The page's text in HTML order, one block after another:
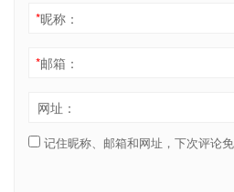
*昵称：
*邮箱：
网址：
记住昵称、邮箱和网址，下次评论